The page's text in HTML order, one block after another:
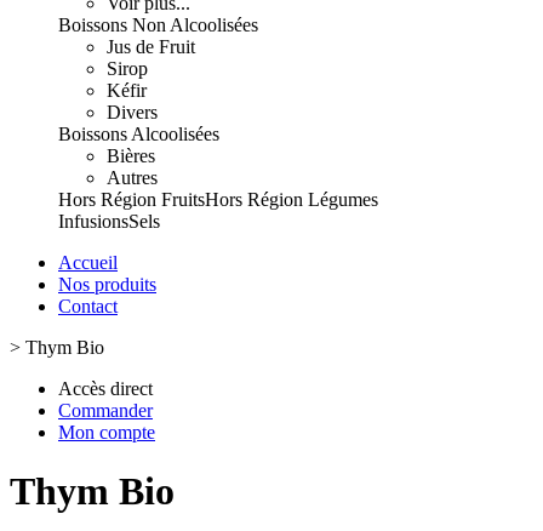
Boissons Non Alcoolisées
Jus de Fruit
Sirop
Kéfir
Divers
Boissons Alcoolisées
Bières
Autres
Hors Région FruitsHors Région Légumes
InfusionsSels
Accueil
Nos produits
Contact
> Thym Bio
Accès direct
Commander
Mon compte
Thym Bio